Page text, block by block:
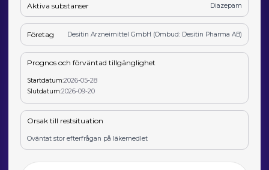
Aktiva substanser Diazepam
Företag Desitin Arzneimittel GmbH (Ombud: Desitin Pharma AB)
Prognos och förväntad tillgänglighet
Startdatum:2026-05-28
Slutdatum:2026-09-20
Orsak till restsituation
Oväntat stor efterfrågan på läkemedlet